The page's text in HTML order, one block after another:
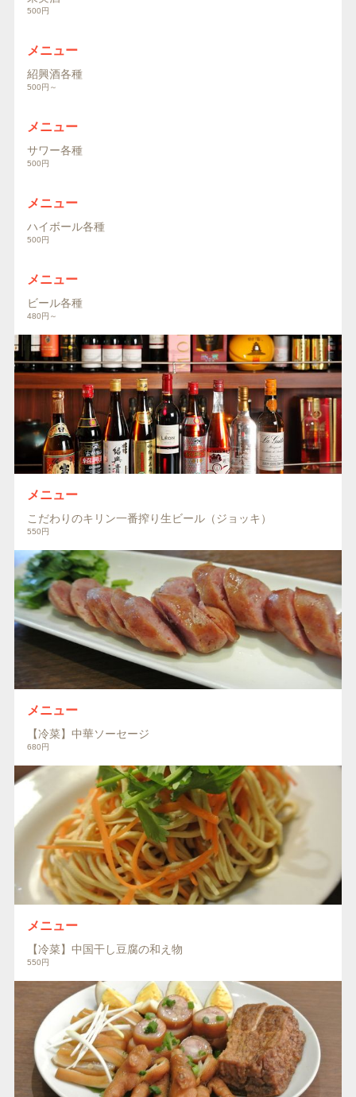
500円
メニュー
紹興酒各種
500円～
メニュー
サワー各種
500円
メニュー
ハイボール各種
500円
メニュー
ビール各種
480円～
メニュー
こだわりのキリン一番搾り生ビール（ジョッキ）
550円
メニュー
【冷菜】中華ソーセージ
680円
メニュー
【冷菜】中国干し豆腐の和え物
550円